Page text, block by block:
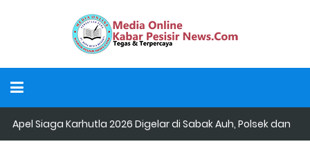
Apel Siaga Karhutla 2026 Digelar di Sabak Auh, Polsek dan